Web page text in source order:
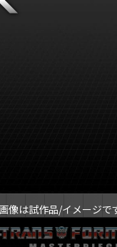
像は試作品/イメージで